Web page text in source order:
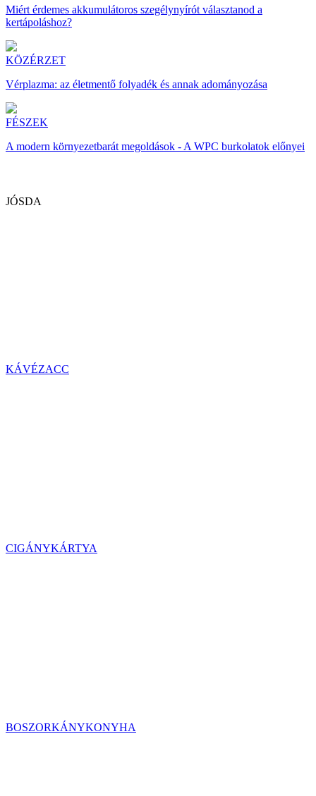
Miért érdemes akkumulátoros szegélynyírót választanod a
kertápoláshoz?
KÖZÉRZET
Vérplazma: az életmentő folyadék és annak adományozása
FÉSZEK
A modern környezetbarát megoldások - A WPC burkolatok előnyei
JÓSDA
KÁVÉZACC
CIGÁNYKÁRTYA
BOSZORKÁNYKONYHA